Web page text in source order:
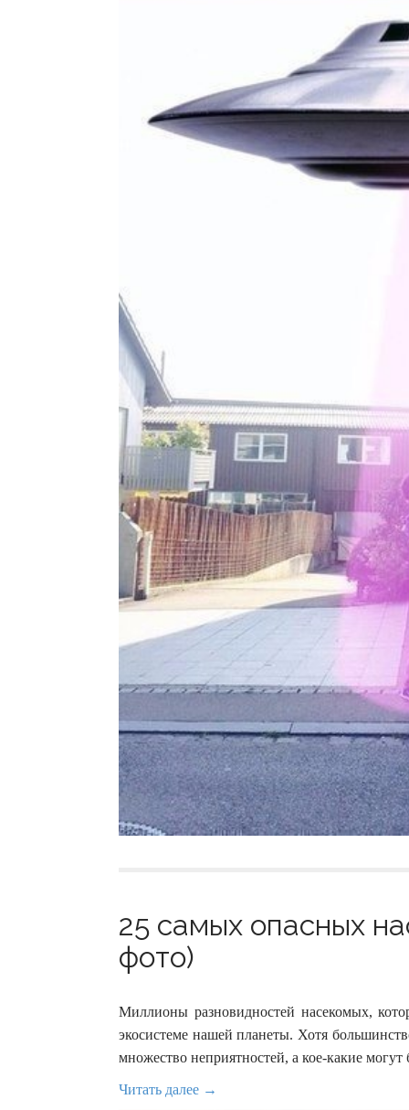
25 самых опасных
фото)
Миллионы разновидностей насекомых,
экосистеме нашей планеты. Хотя
множество неприятностей, а кое-какие
Читать далее →